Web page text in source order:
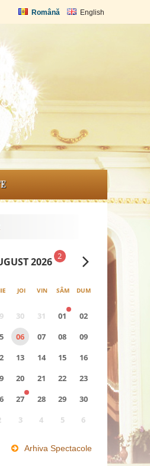
Română English
2026 2
JOI VIN SÂM DUM
30 31 01
02
06 07 08
09
13 14 15
16
20 21 22
23
27 28 29
30
3 4 5 6
Arhiva Spectacole